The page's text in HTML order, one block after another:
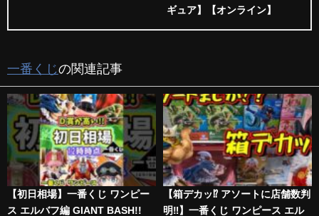
ギュア】【オンライン】
一番くじの関連記事
【初日相場】一番くじ ワンピー
ス エルバフ編 GIANT BASH!!
【箱デカッ⁉︎ アソートに店舗数判
明‼︎】一番くじ ワンピース エル